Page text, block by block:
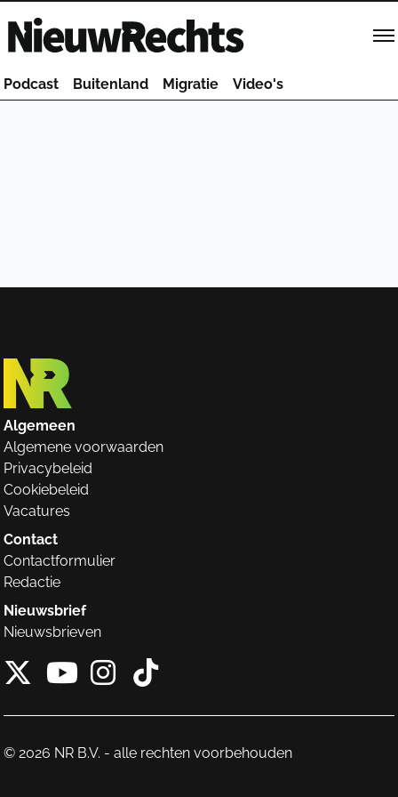
Homepage van NieuwRechts
Podcast Buitenland Migratie Video's
Algemeen
Algemene voorwaarden
Privacybeleid
Cookiebeleid
Vacatures
Contact
Contactformulier
Redactie
Nieuwsbrief
Nieuwsbrieven
X van NieuwRechts
Instagram van
Tiktok van
© 2026 NR B.V. - alle rechten voorbehouden